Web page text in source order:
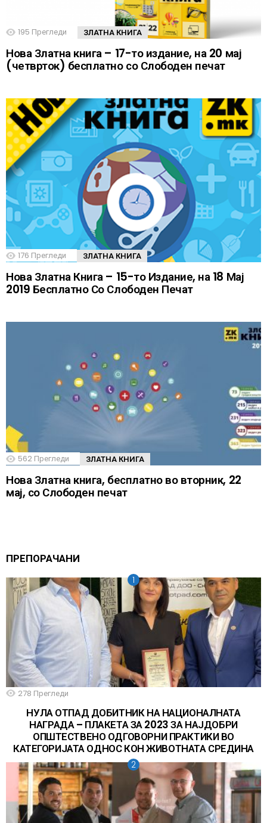
195 Прегледи ЗЛАТНА КНИГА
Нова Златна книга – 17-то издание, на 20 мај
(четврток) бесплатно со Слободен печат
176 Прегледи ЗЛАТНА КНИГА
Нова Златна Книга – 15-то Издание, на 18 Мај
2019 Бесплатно Со Слободен Печат
562 Прегледи ЗЛАТНА КНИГА
Нова Златна книга, бесплатно во вторник, 22
мај, со Слободен печат
ПРЕПОРАЧАНИ
278 Прегледи
НУЛА ОТПАД ДОБИТНИК НА НАЦИОНАЛНАТА
НАГРАДА – ПЛАКЕТА ЗА 2023 ЗА НАЈДОБРИ
ОПШТЕСТВЕНО ОДГОВОРНИ ПРАКТИКИ ВО
КАТЕГОРИЈАТА ОДНОС КОН ЖИВОТНАТА СРЕДИНА